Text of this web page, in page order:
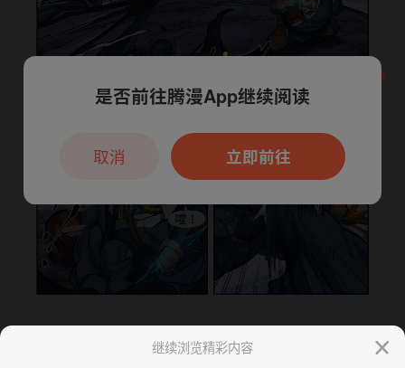
继续浏览精彩内容
本章节仅支持App阅读，可打开App新用
户7天免费看
是否前往腾漫App继续阅读
立即前往
取消